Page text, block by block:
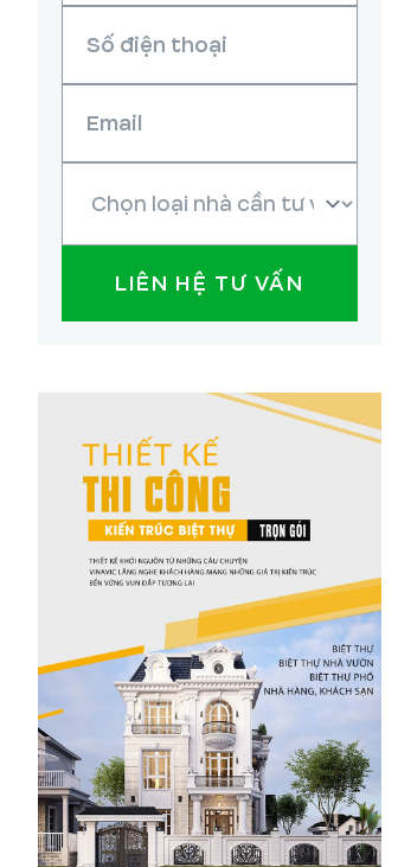
LIÊN HỆ TƯ VẤN